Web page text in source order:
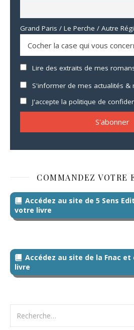
Grand Paris / Le Perche / Autre
Lire des extraits de mes
S'informer de mes actualités &
J'accepte la politique de
COMMANDEZ VOTRE
Accédez au site de 5 Sens
votre livre
Accédez au site de la Fnac
livre